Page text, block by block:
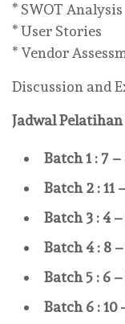
* SWOT Analysis
* User Stories
* Vendor
Discussion and
Jadwal Pelatihan
Batch 1 : 7
Batch 2 : 11
Batch 3 : 4
Batch 4 : 8
Batch 5 : 6
Batch 6 : 10